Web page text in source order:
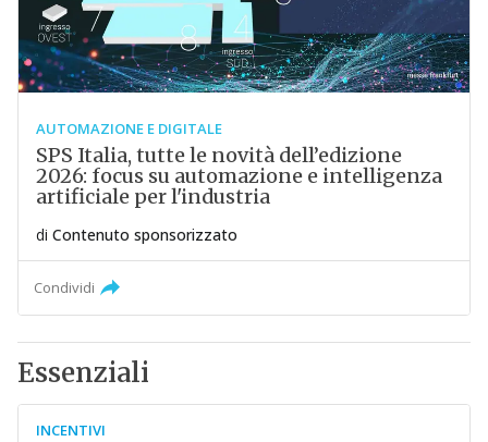
AUTOMAZIONE E DIGITALE
SPS Italia, tutte le novità dell’edizione
2026: focus su automazione e intelligenza
artificiale per l'industria
di Contenuto sponsorizzato
Condividi
Essenziali
INCENTIVI